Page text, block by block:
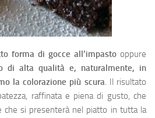
forma di gocce all’impasto oppure
di alta qualità e, naturalmente, in
la colorazione più scura. Il risultato
raffinata e piena di gusto, che
che si presenterà nel piatto in tutta la